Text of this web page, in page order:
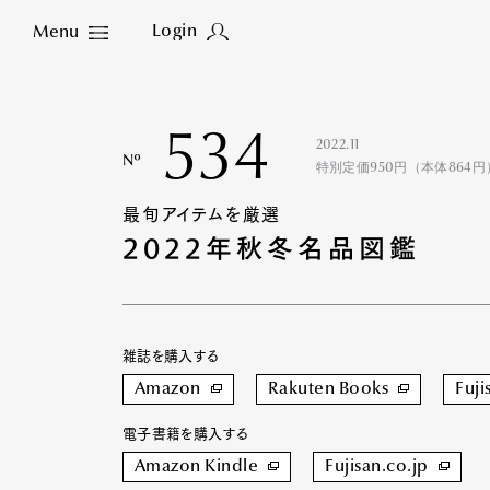
Menu Login
Close
Nº 534
2022.11
特別定価950円（本体864円
最旬アイテムを厳選
2022年秋冬名品図鑑
雑誌を購入する
Amazon Rakuten Books
電子書籍を購入する
Amazon Kindle Fujisan.co.jp